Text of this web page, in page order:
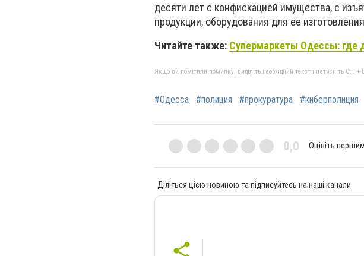
десяти лет с конфискацией имущества, с
продукции, оборудования для ее
Читайте также: Супермаркеты Одессы: где
Якщо ви помітили помилку, виділіть необхідний текст і натисніть Ctrl
#Одесса #полиция #прокуратура #киберполиция
0,0 Оцініть першим
Діліться цією новиною та підписуйтесь на наші канали